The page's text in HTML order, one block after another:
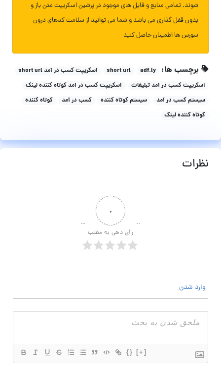
شوند. تمامی منابع و فایل های موجود در پرشین اسکریپت متن باز و
بدون قفل گذاری می باشد و شما می توانید از سلامت کدهای درون
سورس ها اطمینان حاصل کنید
برچسب ها: adf.ly
short url
اسکریپت کسب در آمد short url
اسکریپت کسب در آمد تبلیغات
اسکریپت کسب در آمد کوتاه کننده لینک
سیستم کسب در آمد
سیستم کوتاه کننده کسب در آمد
کوتاه کننده
کوتاه کننده لینک
نظرات
۰
رأی دهی به مطلب
وارد شدن
{} [+]